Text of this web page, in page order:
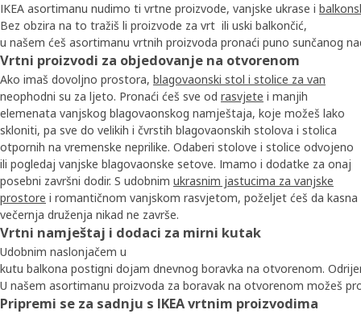
IKEA asortimanu nudimo ti vrtne proizvode, vanjske ukrase i
Bez obzira na to tražiš li proizvode za vrt ili uski balkončić,
u našem ćeš asortimanu vrtnih proizvoda pronaći puno sunčanog
Vrtni proizvodi za objedovanje na otvorenom
Ako imaš dovoljno prostora, blagovaonski stol i stolice za van
neophodni su za ljeto. Pronaći ćeš sve od rasvjete i manjih
elemenata vanjskog blagovaonskog namještaja, koje možeš lako
skloniti, pa sve do velikih i čvrstih blagovaonskih stolova i stolica
otpornih na vremenske neprilike. Odaberi stolove i stolice odvojeno
ili pogledaj vanjske blagovaonske setove. Imamo i dodatke za onaj
posebni završni dodir. S udobnim ukrasnim jastucima za vanjske
prostore i romantičnom vanjskom rasvjetom, poželjet ćeš da kasna
večernja druženja nikad ne završe.
Vrtni namještaj i dodaci za mirni kutak
Udobnim naslonjačem u
kutu balkona postigni dojam dnevnog boravka na otvorenom.
U našem asortimanu proizvoda za boravak na otvorenom možeš
Pripremi se za sadnju s IKEA vrtnim proizvodima